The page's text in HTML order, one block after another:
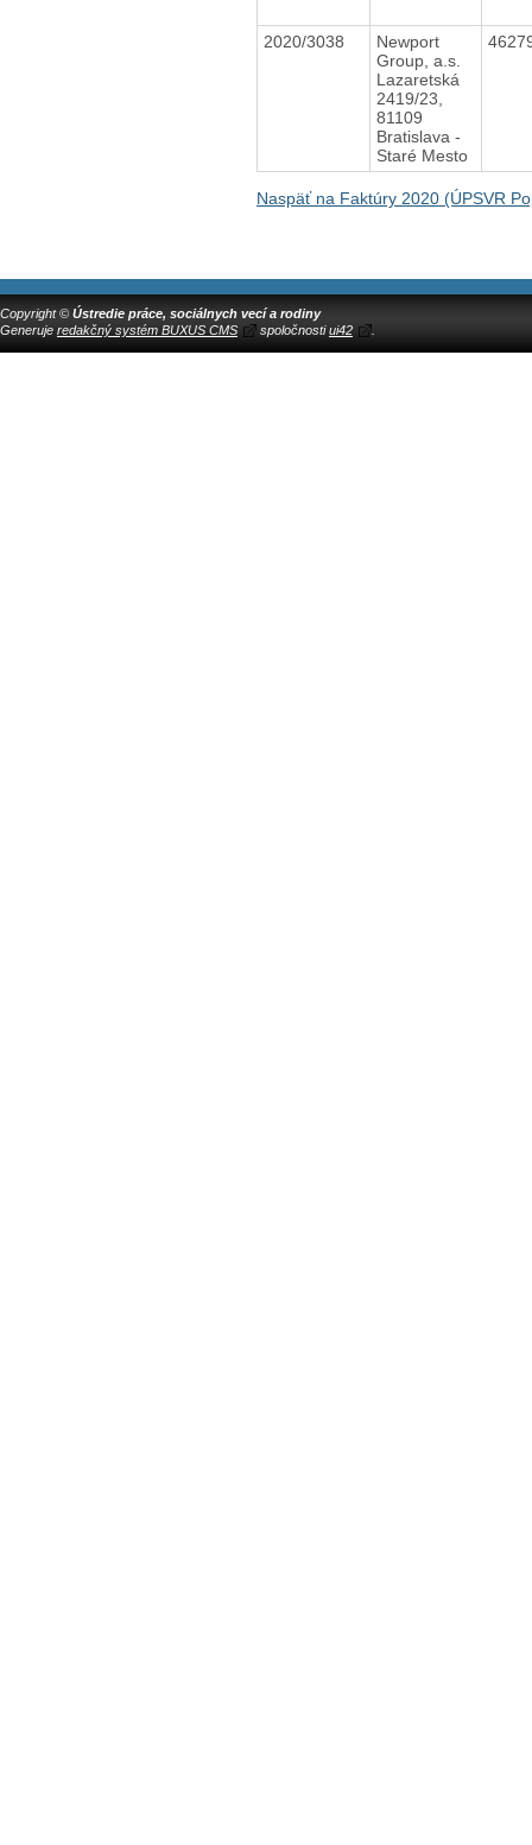
2020/3038
Newport
Group, a.s.
Lazaretská
2419/23,
81109
Bratislava -
Staré Mesto
Naspäť na Faktúry 2020 (ÚPSVR
Copyright © Ústredie práce, sociálnych vecí a rodiny
Generuje redakčný systém BUXUS CMS spoločnostiui42